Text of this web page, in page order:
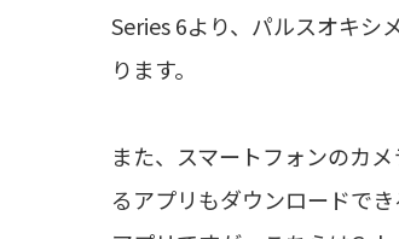
Series 6より、パルスオキシ
ります。
また、スマートフォンのカ
るアプリもダウンロードで